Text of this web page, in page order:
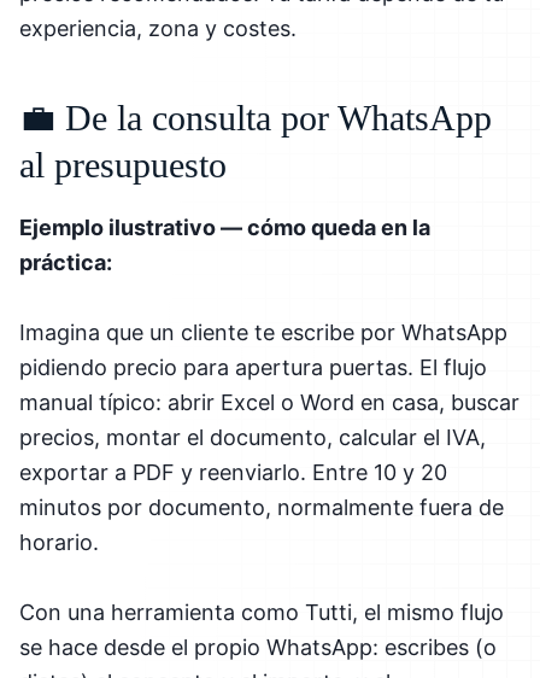
experiencia, zona y costes.
💼 De la consulta por WhatsApp
al presupuesto
Ejemplo ilustrativo — cómo queda en la
práctica:
Imagina que un cliente te escribe por WhatsApp
pidiendo precio para apertura puertas. El flujo
manual típico: abrir Excel o Word en casa, buscar
precios, montar el documento, calcular el IVA,
exportar a PDF y reenviarlo. Entre 10 y 20
minutos por documento, normalmente fuera de
horario.
Con una herramienta como Tutti, el mismo flujo
se hace desde el propio WhatsApp: escribes (o